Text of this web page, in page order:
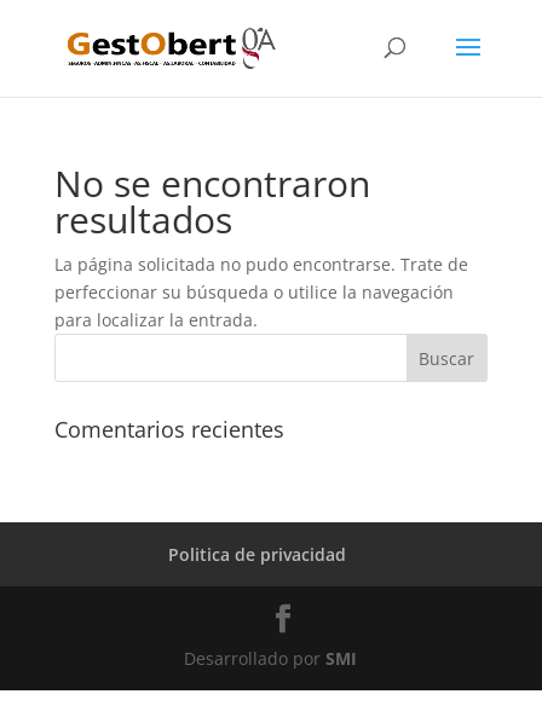
No se encontraron
resultados
La página solicitada no pudo encontrarse. Trate de
perfeccionar su búsqueda o utilice la navegación
para localizar la entrada.
Comentarios recientes
Politica de privacidad
Desarrollado porSMI